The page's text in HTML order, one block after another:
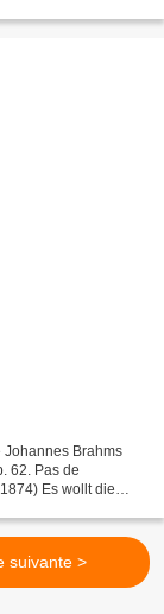
Johannes Brahms
62. Pas de
Es wollt die
suivante >